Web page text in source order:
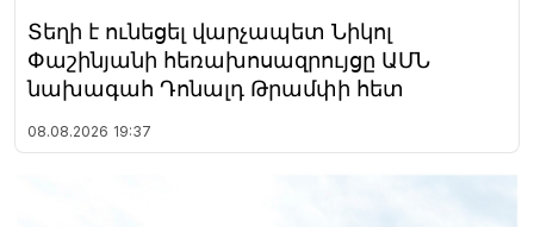
Տեղի է ունեցել վարչապետ Նիկոլ
Փաշինյանի հեռախոսազրույցը ԱՄՆ
նախագահ Դոնալդ Թրամփի հետ
08.08.2026 19:37